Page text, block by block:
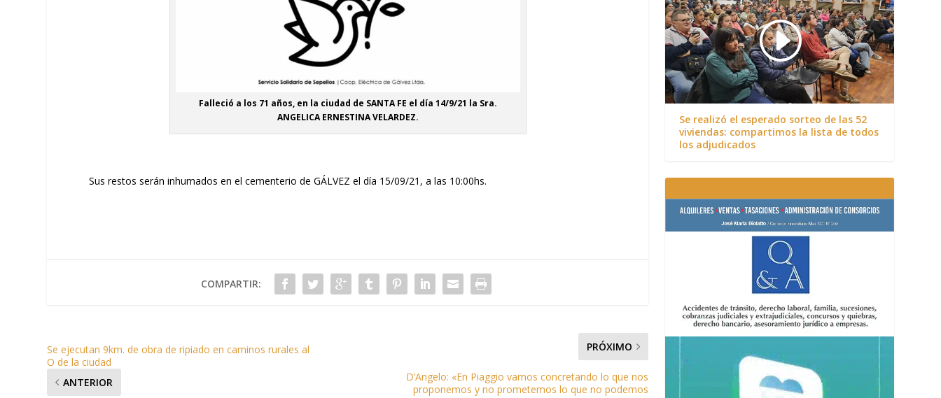
Falleció a los 71 años, en la ciudad de SANTA FE el día 14/9/21 la Sra.
ANGELICA ERNESTINA VELARDEZ.
Sus restos serán inhumados en el cementerio de GÁLVEZ el día 15/09/21, a las 10:00hs.
COMPARTIR:
Se ejecutan 9km. de obra de ripiado en caminos rurales al
O de la ciudad
ANTERIOR
PRÓXIMO
D’Angelo: «En Piaggio vamos concretando lo que nos
proponemos y no prometemos lo que no podemos
Se realizó el esperado sorteo de las 52
viviendas: compartimos la lista de todos
los adjudicados